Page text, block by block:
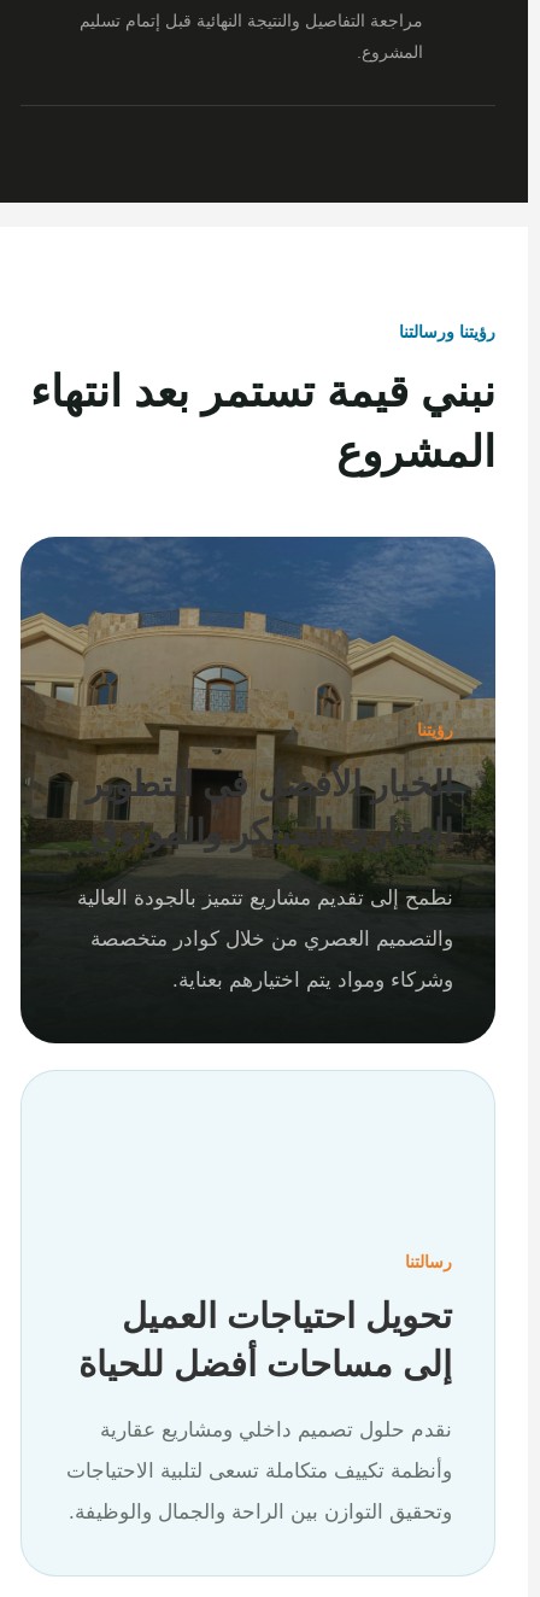
مراجعة التفاصيل والنتيجة النهائية قبل إتمام تسليم
المشروع.
رؤيتنا ورسالتنا
نبني قيمة تستمر بعد انتهاء
المشروع
رؤيتنا
الخيار الأفضل في التطوير
العقاري المبتكر والموثوق
نطمح إلى تقديم مشاريع تتميز بالجودة العالية
والتصميم العصري من خلال كوادر متخصصة
وشركاء ومواد يتم اختيارهم بعناية.
رسالتنا
تحويل احتياجات العميل
إلى مساحات أفضل للحياة
نقدم حلول تصميم داخلي ومشاريع عقارية
وأنظمة تكييف متكاملة تسعى لتلبية الاحتياجات
وتحقيق التوازن بين الراحة والجمال والوظيفة.